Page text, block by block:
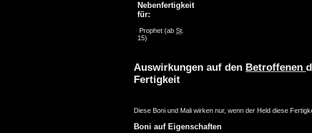
Nebenfertigkeit
für:
Prophet (ab St
15)
Auswirkungen auf den Betroffenen
Fertigkeit
Diese Boni und Mali wirken nur, wenn der Held diese
Boni auf Eigenschaften